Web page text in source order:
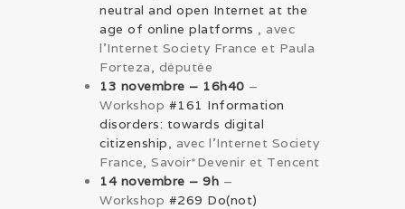
neutral and open Internet at the
age of online platforms , avec
l’Internet Society France et Paula
Forteza, députée
13 novembre – 16h40 –
Workshop #161 Information
disorders: towards digital
citizenship, avec l’Internet Society
France, Savoir*Devenir et Tencent
14 novembre – 9h –
Workshop #269 Do(not)